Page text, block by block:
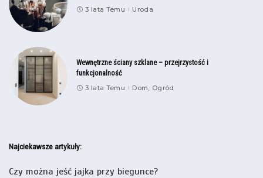
3 lata Temu Uroda
Wewnętrzne ściany szklane – przejrzystość i
funkcjonalność
3 lata Temu Dom, Ogród
Najciekawsze artykuły:
Czy można jeść jajka przy biegunce?